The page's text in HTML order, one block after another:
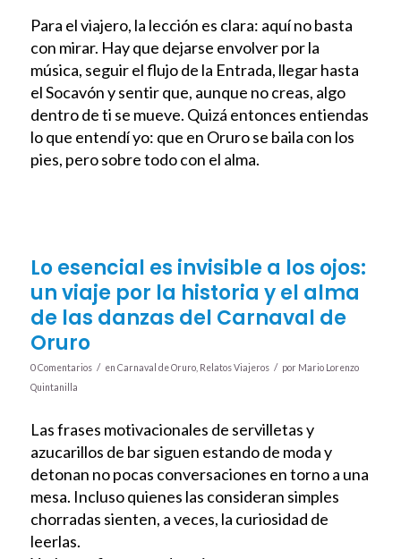
Para el viajero, la lección es clara: aquí no basta
con mirar. Hay que dejarse envolver por la
música, seguir el flujo de la Entrada, llegar hasta
el Socavón y sentir que, aunque no creas, algo
dentro de ti se mueve. Quizá entonces entiendas
lo que entendí yo: que en Oruro se baila con los
pies, pero sobre todo con el alma.
Lo esencial es invisible a los ojos:
un viaje por la historia y el alma
de las danzas del Carnaval de
Oruro
0 Comentarios / en Carnaval de Oruro, Relatos Viajeros / por Mario Lorenzo
Quintanilla
Las frases motivacionales de servilletas y
azucarillos de bar siguen estando de moda y
detonan no pocas conversaciones en torno a una
mesa. Incluso quienes las consideran simples
chorradas sienten, a veces, la curiosidad de
leerlas.